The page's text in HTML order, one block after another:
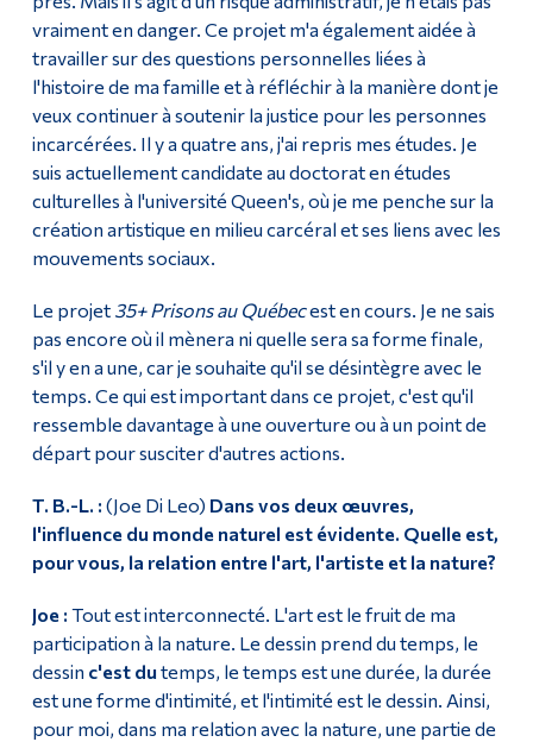
vraiment en danger. Ce projet m'a également aidée à
travailler sur des questions personnelles liées à
l'histoire de ma famille et à réfléchir à la manière dont je
veux continuer à soutenir la justice pour les personnes
incarcérées. Il y a quatre ans, j'ai repris mes études. Je
suis actuellement candidate au doctorat en études
culturelles à l'université Queen's, où je me penche sur la
création artistique en milieu carcéral et ses liens avec les
mouvements sociaux.
Le projet 35+ Prisons au Québecest en cours. Je ne sais
pas encore où il mènera ni quelle sera sa forme finale,
s'il y en a une, car je souhaite qu'il se désintègre avec le
temps. Ce qui est important dans ce projet, c'est qu'il
ressemble davantage à une ouverture ou à un point de
départ pour susciter d'autres actions.
T. B.-L. : (Joe Di Leo) Dans vos deux œuvres,
l'influence du monde naturel est évidente. Quelle est,
pour vous, la relation entre l'art, l'artiste et la nature?
Joe : Tout est interconnecté. L'art est le fruit de ma
participation à la nature. Le dessin prend du temps, le
dessin c'est du temps, le temps est une durée, la durée
est une forme d'intimité, et l'intimité est le dessin. Ainsi,
pour moi, dans ma relation avec la nature, une partie de